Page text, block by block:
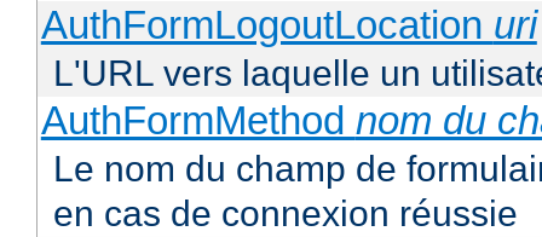
AuthFormLogoutLocation uri
L'URL vers laquelle un
AuthFormMethod nom du
Le nom du champ de
en cas de connexion réussie